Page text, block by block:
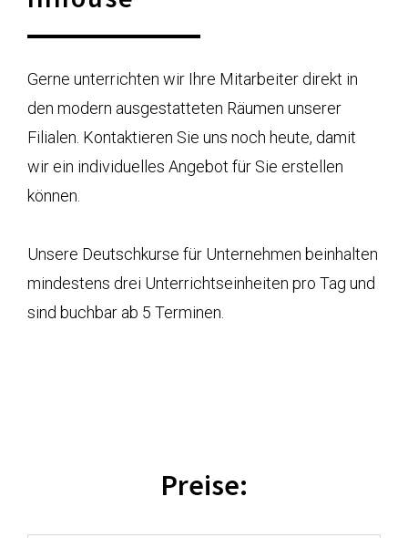
Gerne unterrichten wir Ihre Mitarbeiter direkt in
den modern ausgestatteten Räumen unserer
Filialen. Kontaktieren Sie uns noch heute, damit
wir ein individuelles Angebot für Sie erstellen
können.
Unsere Deutschkurse für Unternehmen beinhalten
mindestens drei Unterrichtseinheiten pro Tag und
sind buchbar ab 5 Terminen.
Preise: